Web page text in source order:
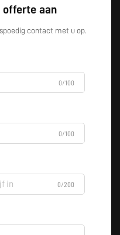
offerte aan
contact met u op.
0/100
0/100
0/200